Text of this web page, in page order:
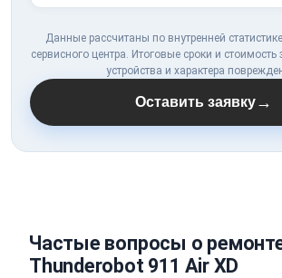
Данные рассчитаны по внутренней
сервисного центра. Итоговые сроки и
устройства и характера
Оставить заявку→
Частые вопросы о
Thunderobot 911 Air XD